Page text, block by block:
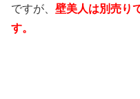
ですが、 壁美人は別売り
す。